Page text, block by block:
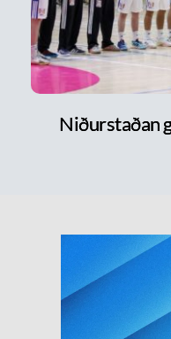
Niðurstaðan